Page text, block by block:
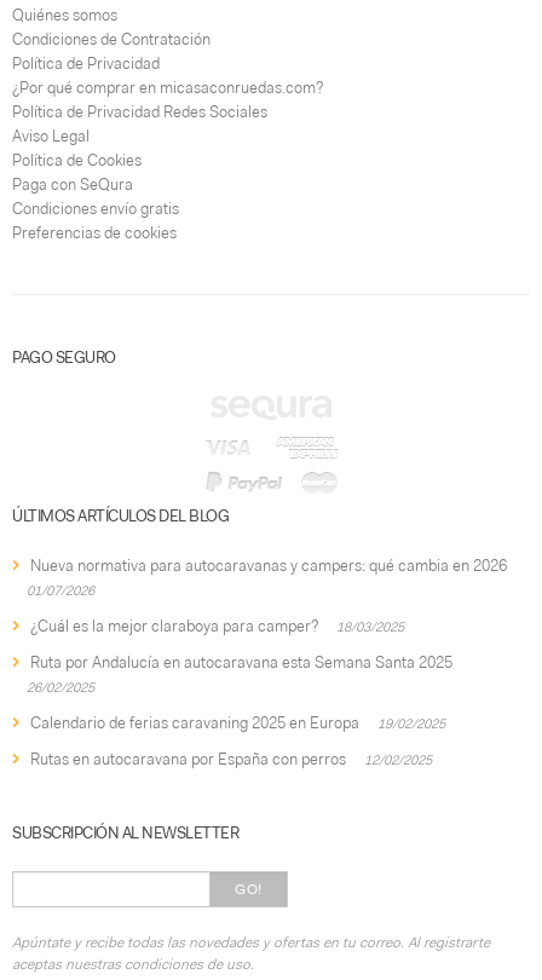
Quiénes somos
Condiciones de Contratación
Política de Privacidad
¿Por qué comprar en micasaconruedas.com?
Política de Privacidad Redes Sociales
Aviso Legal
Política de Cookies
Paga con SeQura
Condiciones envío gratis
Preferencias de cookies
PAGO SEGURO
ÚLTIMOS ARTÍCULOS DEL BLOG
Nueva normativa para autocaravanas y campers: qué cambia en 2026
01/07/2026
¿Cuál es la mejor claraboya para camper? 18/03/2025
Ruta por Andalucía en autocaravana esta Semana Santa 2025
26/02/2025
Calendario de ferias caravaning 2025 en Europa 19/02/2025
Rutas en autocaravana por España con perros 12/02/2025
SUBSCRIPCIÓN AL NEWSLETTER
GO!
Apúntate y recibe todas las novedades y ofertas en tu correo. Al registrarte
aceptas nuestras condiciones de uso.